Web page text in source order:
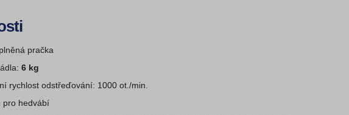
pračka
6 kg
rychlost odstřeďování: 1000 ot./min.
pro hedvábí